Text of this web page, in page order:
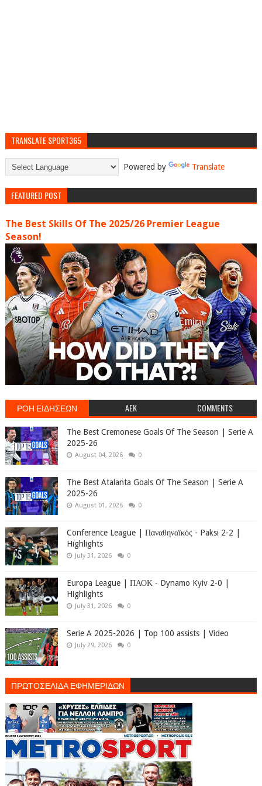
TRANSLATE SPORT365
Powered by Translate
FEATURED POST
The Best Skills Of The 2025/26 Premier League
Season!
ΡΟΗ ΕΙΔΗΣΕΩΝ AEK COMMENTS
The Best Cremonese Goals Of The Season | Serie A
2025-26
August 04, 2026 0
The Best Atalanta Goals Of The Season | Serie A
2025-26
August 01, 2026 0
Conference League | Παναθηναϊκός - Paksi 2-2 |
Highlights
July 31, 2026 0
Europa League | ΠΑΟΚ - Dynamo Kyiv 2-0 |
Highlights
July 31, 2026 0
Serie A 2025-2026 | Top 100 assists | Video
July 29, 2026 0
ΠΡΩΤΟΣΕΛΙΔΑ ΕΦΗΜΕΡΙΔΩΝ